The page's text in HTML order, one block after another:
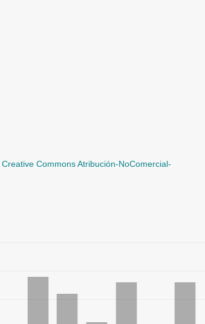
Creative Commons Atribución-NoComercial-